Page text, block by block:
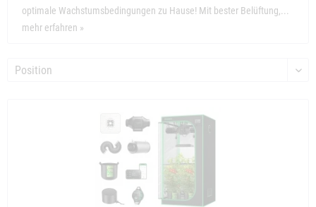
optimale Wachstumsbedingungen zu Hause! Mit bester Belüftung,...
mehr erfahren »